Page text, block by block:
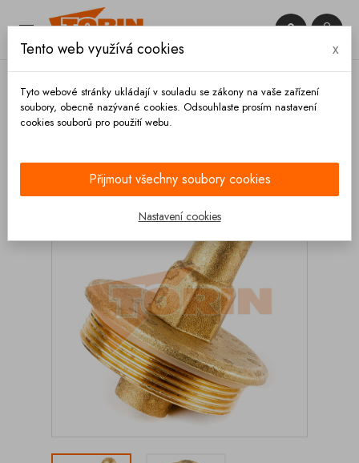
 

Tento web využívá cookies x
Tyto webové stránky ukládají v souladu se zákony na vaše zařízení
soubory, obecně nazývané cookies. Odsouhlaste prosím nastavení
cookies souborů pro použití webu.
Přijmout všechny soubory cookies
Nastavení cookies